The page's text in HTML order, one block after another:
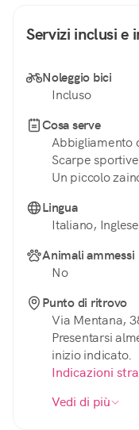
Servizi inclusi e
Noleggio bici
Incluso
Cosa serve
Abbigliamento
Scarpe
Un piccolo
Lingua
Italiano, Inglese
Animali ammessi
No
Punto di ritrovo
Via Mentana,
Presentarsi
inizio indicato.
Indicazioni
Vedi di più